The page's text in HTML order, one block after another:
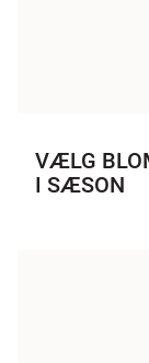
VÆLG
I SÆSON